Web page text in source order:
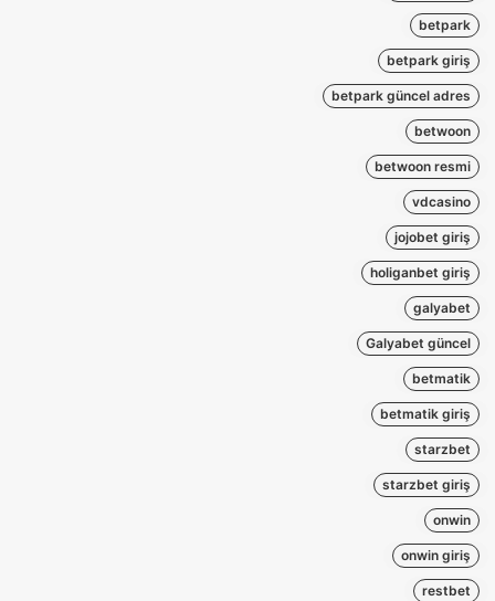
betpark
betpark giriş
betpark güncel adres
betwoon
betwoon resmi
vdcasino
jojobet giriş
holiganbet giriş
galyabet
Galyabet güncel
betmatik
betmatik giriş
starzbet
starzbet giriş
onwin
onwin giriş
restbet